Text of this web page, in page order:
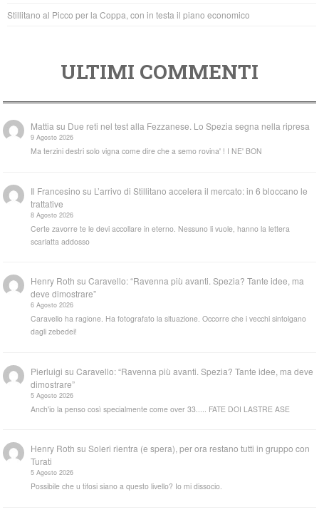
Stillitano al Picco per la Coppa, con in testa il piano economico
ULTIMI COMMENTI
Mattia su Due reti nel test alla Fezzanese. Lo Spezia segna nella ripresa
9 Agosto 2026
Ma terzini destri solo vigna come dire che a semo rovina' ! I NE' BON
Il Francesino su L’arrivo di Stillitano accelera il mercato: in 6 bloccano le
trattative
8 Agosto 2026
Certe zavorre te le devi accollare in eterno. Nessuno li vuole, hanno la lettera
scarlatta addosso
Henry Roth suCaravello: “Ravenna più avanti. Spezia? Tante idee, ma
deve dimostrare”
6 Agosto 2026
Caravello ha ragione. Ha fotografato la situazione. Occorre che i vecchi sintolgano
dagli zebedei!
Pierluigi suCaravello: “Ravenna più avanti. Spezia? Tante idee, ma deve
dimostrare”
5 Agosto 2026
Anch'io la penso così specialmente come over 33..... FATE DOI LASTRE ASE
Henry Roth suSoleri rientra (e spera), per ora restano tutti in gruppo con
Turati
5 Agosto 2026
Possibile che u tifosi siano a questo livello? Io mi dissocio.